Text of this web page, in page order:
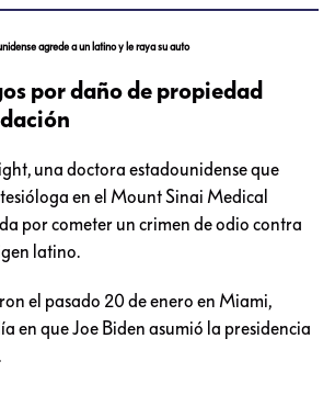
agrede a un latino y le raya su auto
por daño de propiedad
una doctora estadounidense que
en el Mount Sinai Medical
por cometer un crimen de odio contra
latino.
el pasado 20 de enero en Miami,
en que Joe Biden asumió la presidencia